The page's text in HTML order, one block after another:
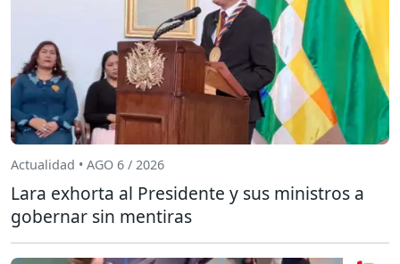
Actualidad • AGO 6 / 2026
Lara exhorta al Presidente y sus ministros a
gobernar sin mentiras